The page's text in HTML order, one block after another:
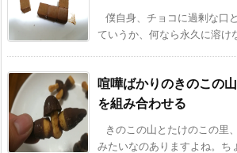
僕自身、チョコに過剰な口
ていうか、何なら永久に溶け
喧嘩ばかりのきのこの
を組み合わせる
きのこの山とたけのこの里
みたいなのありますよね。ち